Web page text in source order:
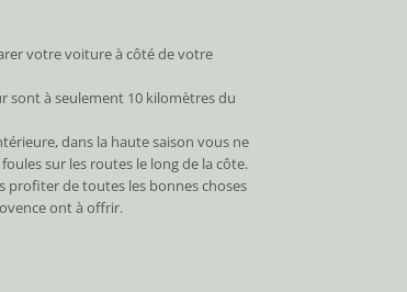
votre voiture à côté de votre
sont à seulement 10 kilomètres du
dans la haute saison vous ne
sur les routes le long de la côte.
profiter de toutes les bonnes choses
ont à offrir.